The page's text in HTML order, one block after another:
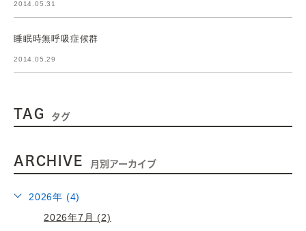
2014.05.31
睡眠時無呼吸症候群
2014.05.29
TAG タグ
ARCHIVE 月別アーカイブ
2026年 (4)
2026年7月 (2)